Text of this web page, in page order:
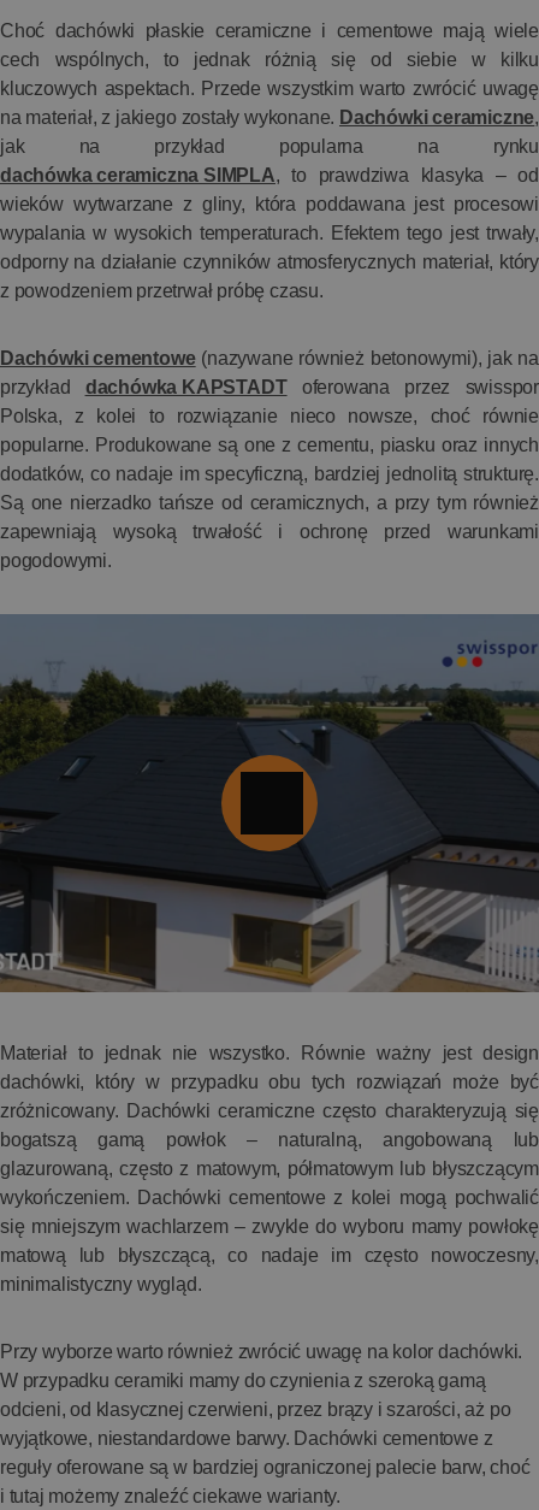
Choć dachówki płaskie ceramiczne i cementowe mają wiele
cech wspólnych, to jednak różnią się od siebie w kilku
kluczowych aspektach. Przede wszystkim warto zwrócić uwagę
na materiał, z jakiego zostały wykonane. Dachówki ceramiczne,
jak na przykład popularna na rynku
dachówka ceramiczna SIMPLA, to prawdziwa klasyka – od
wieków wytwarzane z gliny, która poddawana jest procesowi
wypalania w wysokich temperaturach. Efektem tego jest trwały,
odporny na działanie czynników atmosferycznych materiał, który
z powodzeniem przetrwał próbę czasu.
Dachówki cementowe(nazywane również betonowymi), jak na
przykład dachówka KAPSTADToferowana przez swisspor
Polska, z kolei to rozwiązanie nieco nowsze, choć równie
popularne. Produkowane są one z cementu, piasku oraz innych
dodatków, co nadaje im specyficzną, bardziej jednolitą strukturę.
Są one nierzadko tańsze od ceramicznych, a przy tym również
zapewniają wysoką trwałość i ochronę przed warunkami
pogodowymi.
Materiał to jednak nie wszystko. Równie ważny jest design
dachówki, który w przypadku obu tych rozwiązań może być
zróżnicowany. Dachówki ceramiczne często charakteryzują się
bogatszą gamą powłok – naturalną, angobowaną lub
glazurowaną, często z matowym, półmatowym lub błyszczącym
wykończeniem. Dachówki cementowe z kolei mogą pochwalić
się mniejszym wachlarzem – zwykle do wyboru mamy powłokę
matową lub błyszczącą, co nadaje im często nowoczesny,
minimalistyczny wygląd.
Przy wyborze warto również zwrócić uwagę na kolor dachówki.
W przypadku ceramiki mamy do czynienia z szeroką gamą
odcieni, od klasycznej czerwieni, przez brązy i szarości, aż po
wyjątkowe, niestandardowe barwy. Dachówki cementowe z
reguły oferowane są w bardziej ograniczonej palecie barw, choć
i tutaj możemy znaleźć ciekawe warianty.